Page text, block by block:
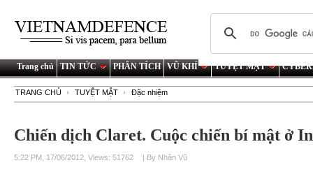
Trang chủ TIN TỨC PHÂN TÍCH VŨ KHÍ TUYỆT MẬT
TRANG CHỦ TUYỆT MẬT Đặc nhiệm
Chiến dịch Claret. Cuộc chiến bí mật ở
5:22 PM, 17/06/2012, Views: 51762 | By Nhân Vũ